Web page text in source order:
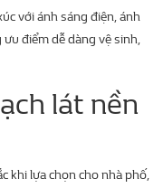
với ánh sáng điện, ánh
điểm dễ dàng vệ sinh,
lát nền
khi lựa chọn cho nhà phố,